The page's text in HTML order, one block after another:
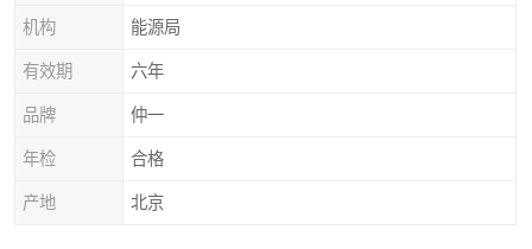
机构 能源局
有效期 六年
品牌 仲一
年检 合格
产地 北京